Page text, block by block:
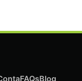
FAQsBlog